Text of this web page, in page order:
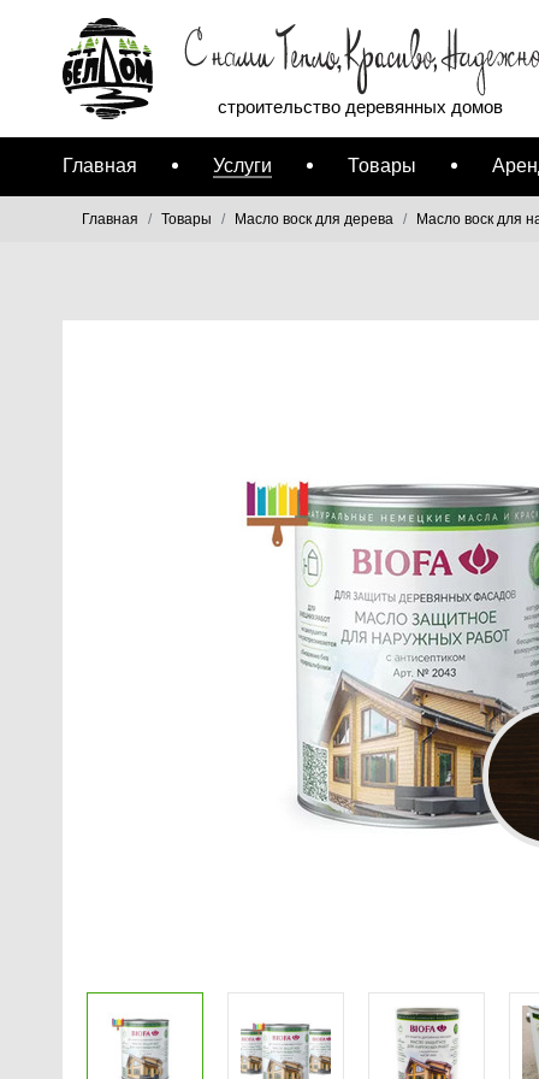
строительство деревянных домов
Главная Услуги Товары
Главная Товары Масло воск для дерева Масло воск для